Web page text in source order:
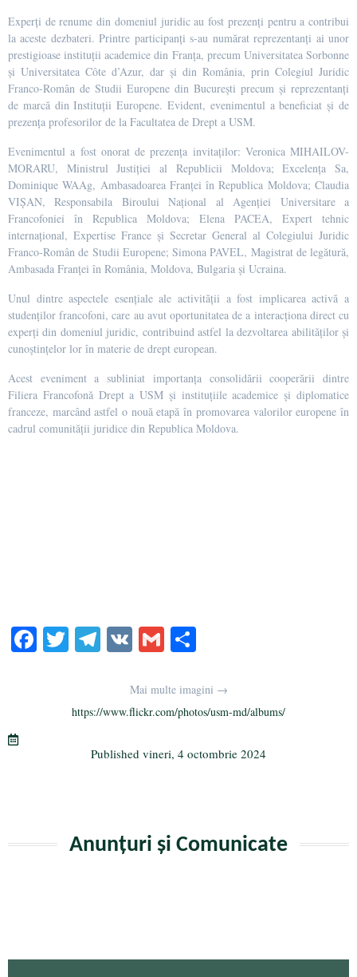
Experți de renume din domeniul juridic au fost prezenți pentru a contribui
la aceste dezbateri. Printre participanți s-au numărat reprezentanți ai unor
prestigioase instituții academice din Franța, precum Universitatea Sorbonne
și Universitatea Côte d’Azur, dar și din România, prin Colegiul Juridic
Franco-Român de Studii Europene din București precum și reprezentanți
de marcă din Instituții Europene. Evident, evenimentul a beneficiat și de
prezența profesorilor de la Facultatea de Drept a USM.
Evenimentul a fost onorat de prezența invitaților: Veronica MIHAILOV-
MORARU, Ministrul Justiției al Republicii Moldova; Excelența Sa,
Dominique WAAg, Ambasadoarea Franței în Republica Moldova; Claudia
VIȘAN, Responsabila Biroului Național al Agenției Universitare a
Francofoniei în Republica Moldova; Elena PACEA, Expert tehnic
internațional, Expertise France și Secretar General al Colegiului Juridic
Franco-Român de Studii Europene; Simona PAVEL, Magistrat de legătură,
Ambasada Franței în România, Moldova, Bulgaria și Ucraina.
Unul dintre aspectele esențiale ale activității a fost implicarea activă a
studenților francofoni, care au avut oportunitatea de a interacționa direct cu
experți din domeniul juridic, contribuind astfel la dezvoltarea abilităților și
cunoștințelor lor în materie de drept european.
Acest eveniment a subliniat importanța consolidării cooperării dintre
Filiera Francofonă Drept a USM și instituțiile academice și diplomatice
franceze, marcând astfel o nouă etapă în promovarea valorilor europene în
cadrul comunității juridice din Republica Moldova.
Fa T
r
Te
a
m
V G
ailaj
ea
Mai multe imagini →
https://www.flickr.com/photos/usm-md/albums/
Published vineri, 4 octombrie 2024
Anunțuri și Comunicate